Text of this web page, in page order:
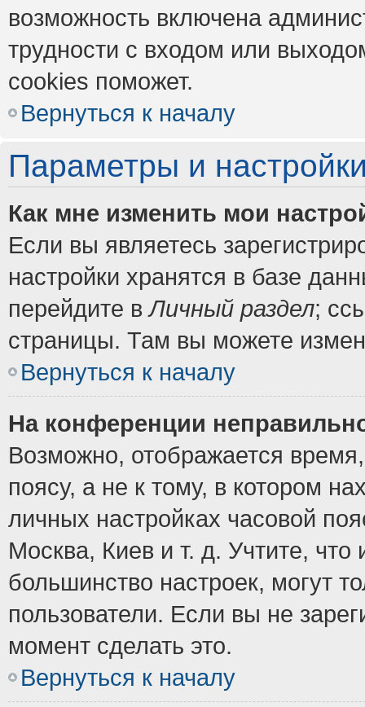
возможность включена
трудности с входом или
cookies поможет.
Вернуться к началу
Параметры и
Как мне изменить мои
Если вы являетесь
настройки хранятся в базе
перейдите вЛичный раздел;
страницы. Там вы можете
Вернуться к началу
На конференции
Возможно, отображается
поясу, а не к тому, в котором
личных настройках часовой
Москва, Киев и т. д. Учтите, что
большинство настроек, могут
пользователи. Если вы не
момент сделать это.
Вернуться к началу